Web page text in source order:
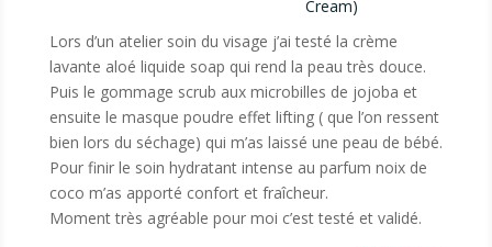
Cream)
Lors d’un atelier soin du visage j’ai testé la crème
lavante aloé liquide soap qui rend la peau très douce.
Puis le gommage scrub aux microbilles de jojoba et
ensuite le masque poudre effet lifting ( que l’on ressent
bien lors du séchage) qui m’as laissé une peau de bébé.
Pour finir le soin hydratant intense au parfum noix de
coco m’as apporté confort et fraîcheur.
Moment très agréable pour moi c’est testé et validé.